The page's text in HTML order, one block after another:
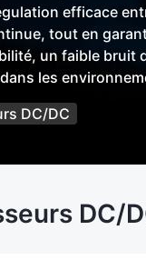
efficace
tout en
un faible bruit
les
DC/DC
DC/